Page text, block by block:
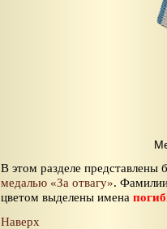
В этом разделе представлены
медалью «За отвагу».
цветом выделены имена
Наверх